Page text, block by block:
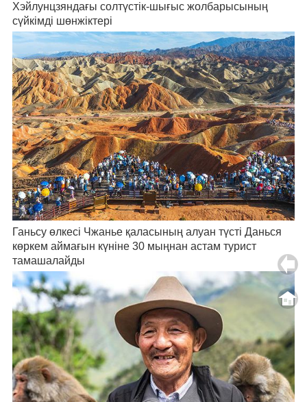
Хэйлунцзяндағы солтүстік-шығыс жолбарысының
сүйкімді шөнжіктері
Ганьсу өлкесі Чжанье қаласының алуан түсті Данься
көркем аймағын күніне 30 мыңнан астам турист
тамашалайды